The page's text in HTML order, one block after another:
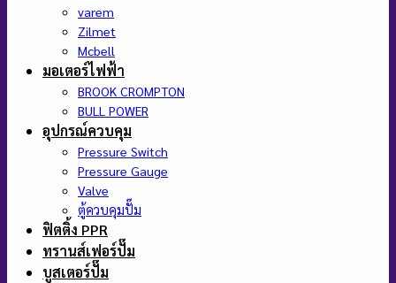
varem
Zilmet
Mcbell
มอเตอร์ไฟฟ้า
BROOK CROMPTON
BULL POWER
อุปกรณ์ควบคุม
Pressure Switch
Pressure Gauge
Valve
ตู้ควบคุมปั๊ม
ฟิตติ้ง PPR
ทรานส์เฟอร์ปั๊ม
บูสเตอร์ปั๊ม